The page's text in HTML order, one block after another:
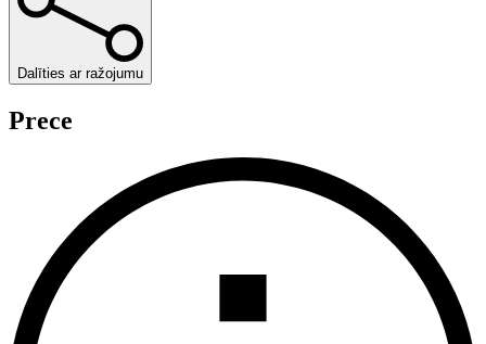
Dalīties ar ražojumu
Prece